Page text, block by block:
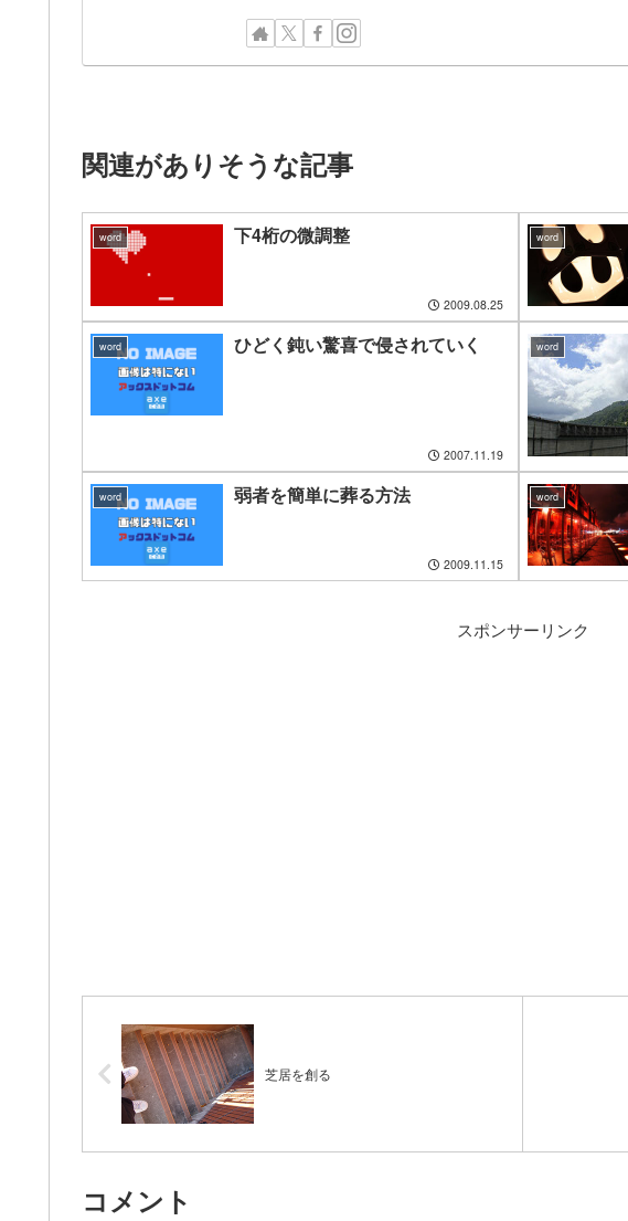
関連がありそうな記事
word 下4桁の微調整
2009.08.25
word
word ひどく鈍い驚喜で侵されていく
2007.11.19
word
word 弱者を簡単に葬る方法
2009.11.15
word
スポンサーリンク
芝居を創る
コメント